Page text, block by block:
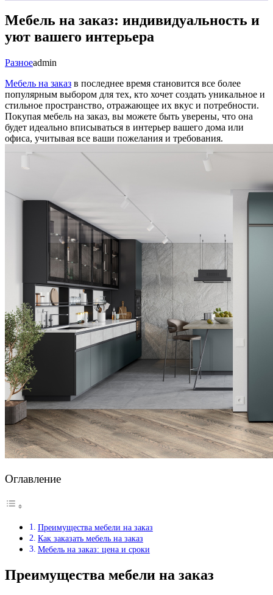
Мебель на заказ: индивидуальность и
уют вашего интерьера
Разноеadmin
Мебель на заказ в последнее время становится все более
популярным выбором для тех, кто хочет создать уникальное и
стильное пространство, отражающее их вкус и потребности.
Покупая мебель на заказ, вы можете быть уверены, что она
будет идеально вписываться в интерьер вашего дома или
офиса, учитывая все ваши пожелания и требования.
Оглавление
Преимущества мебели на заказ
Как заказать мебель на заказ
Мебель на заказ: цена и сроки
Преимущества мебели на заказ